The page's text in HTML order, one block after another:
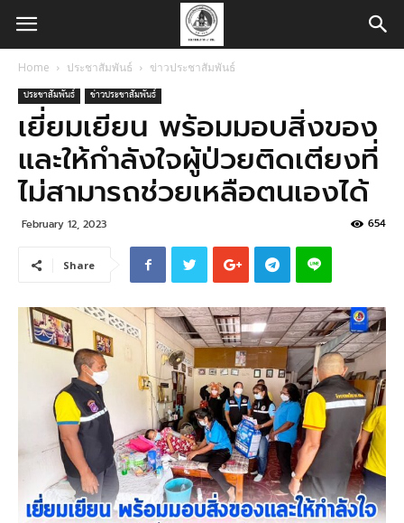
Home ประชาสัมพันธ์ ข่าวประชาสัมพันธ์
ประชาสัมพันธ์ ข่าวประชาสัมพันธ์
เยี่ยมเยียน พร้อมมอบสิ่งของ
และให้กำลังใจผู้ป่วยติดเตียงที่
ไม่สามารถช่วยเหลือตนเองได้
February 12, 2023 654
Share